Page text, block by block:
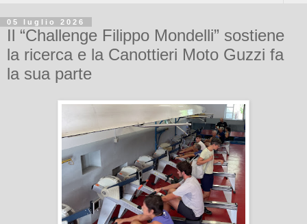
05 luglio 2026
Il “Challenge Filippo Mondelli” sostiene
la ricerca e la Canottieri Moto Guzzi fa
la sua parte